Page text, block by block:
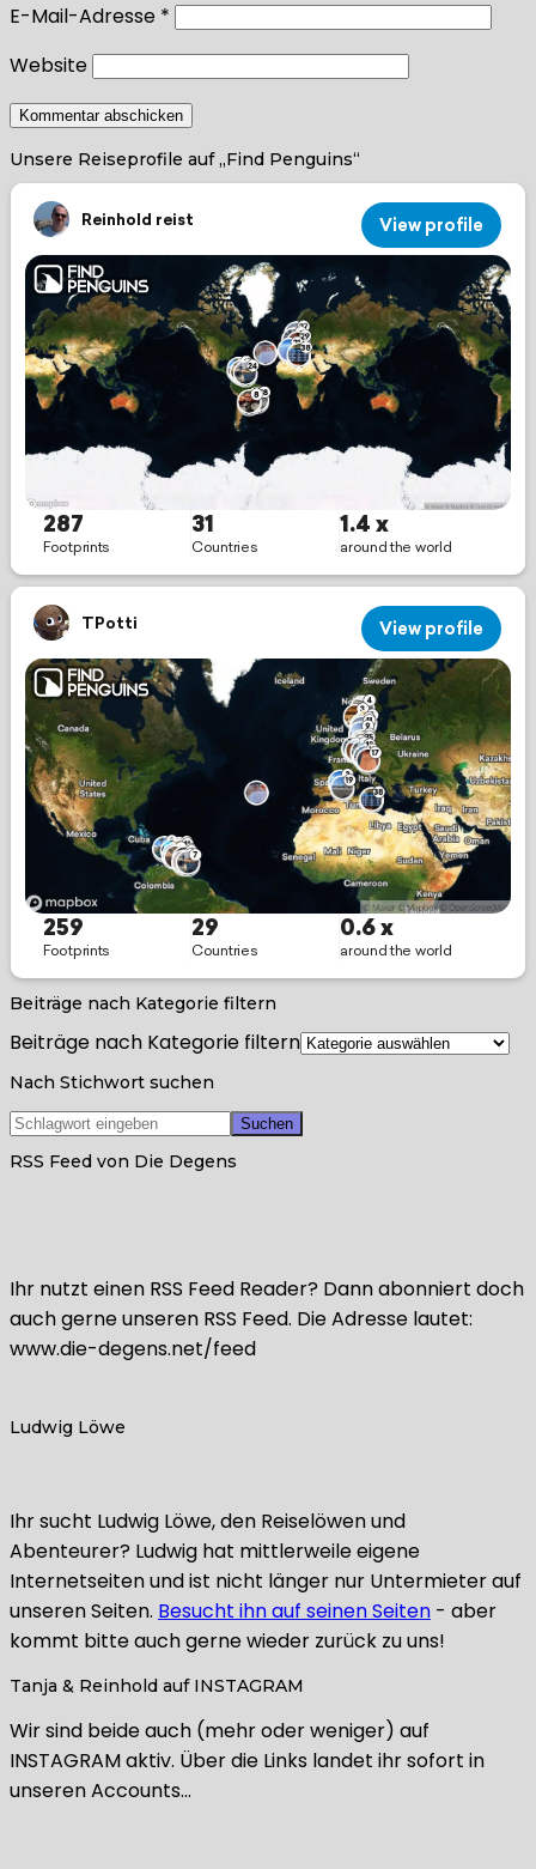
E-Mail-Adresse *
Website
Unsere Reiseprofile auf „Find Penguins“
Beiträge nach Kategorie filtern
Beiträge nach Kategorie filtern
Nach Stichwort suchen
RSS Feed von Die Degens
Ihr nutzt einen RSS Feed Reader? Dann abonniert doch
auch gerne unseren RSS Feed. Die Adresse lautet:
www.die-degens.net/feed
Ludwig Löwe
Ihr sucht Ludwig Löwe, den Reiselöwen und
Abenteurer? Ludwig hat mittlerweile eigene
Internetseiten und ist nicht länger nur Untermieter auf
unseren Seiten. Besucht ihn auf seinen Seiten - aber
kommt bitte auch gerne wieder zurück zu uns!
Tanja & Reinhold auf INSTAGRAM
Wir sind beide auch (mehr oder weniger) auf
INSTAGRAM aktiv. Über die Links landet ihr sofort in
unseren Accounts…